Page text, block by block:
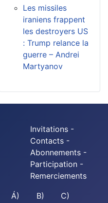
Les missiles
iraniens frappent
les destroyers US
: Trump relance la
guerre – Andrei
Martyanov
Invitations -
Contacts -
Abonnements -
Participation -
Remerciements
Á) B) C)